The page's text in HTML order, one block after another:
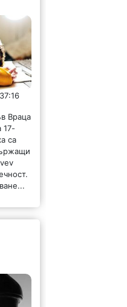
Враца
17-
са